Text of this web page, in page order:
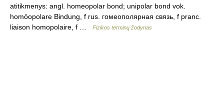
atitikmenys: angl. homeopolar bond; unipolar bond vok.
homöopolare Bindung, f rus. гомеополярная связь, f pranc.
liaison homopolaire, f …
Fizikos terminų žodynas